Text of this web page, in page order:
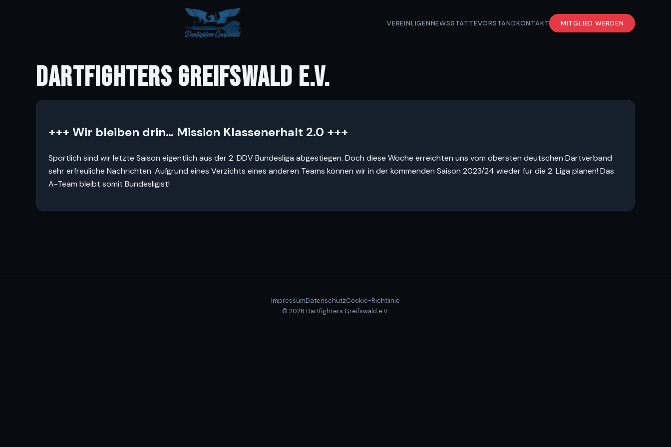
VEREINLIGENNEWSSTÄTTEVORSTANDKONTAKT MITGLIED WERDEN
DARTFIGHTERS GREIFSWALD E.V.
+++ Wir bleiben drin… Mission Klassenerhalt 2.0 +++
Sportlich sind wir letzte Saison eigentlich aus der 2. DDV Bundesliga abgestiegen. Doch diese Woche erreichten uns vom obersten deutschen Dartverband
sehr erfreuliche Nachrichten. Aufgrund eines Verzichts eines anderen Teams können wir in der kommenden Saison 2023/24 wieder für die 2. Liga planen! Das
A-Team bleibt somit Bundesligist!
ImpressumDatenschutzCookie-Richtlinie
© 2026 Dartfighters Greifswald e.V.